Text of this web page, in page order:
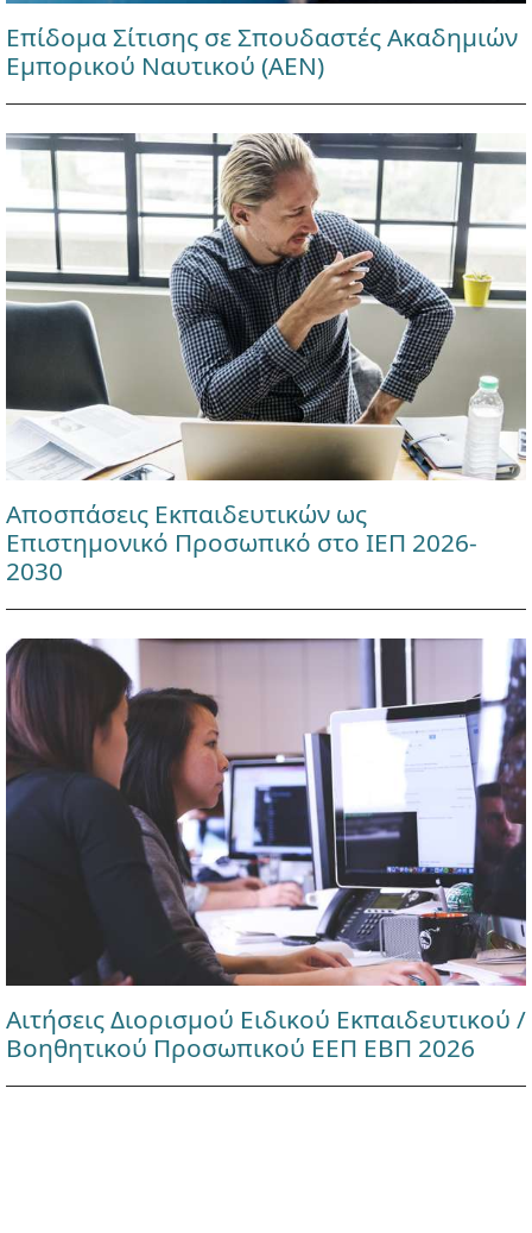
Επίδομα Σίτισης σε Σπουδαστές Ακαδημιών
Εμπορικού Ναυτικού (ΑΕΝ)
Αποσπάσεις Εκπαιδευτικών ως
Επιστημονικό Προσωπικό στο ΙΕΠ 2026-
2030
Αιτήσεις Διορισμού Ειδικού Εκπαιδευτικού /
Βοηθητικού Προσωπικού ΕΕΠ ΕΒΠ 2026